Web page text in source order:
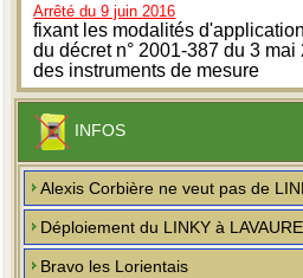
Arrêté du 9 juin 2016
fixant les modalités d'application
du décret n° 2001-387 du 3
des instruments de mesure
INFOS
Alexis Corbière ne veut pas de
Déploiement du LINKY à
Bravo les Lorientais